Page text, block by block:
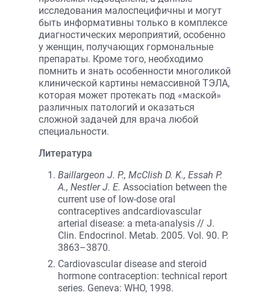
исследования малоспецифичны и могут
быть информативны только в комплексе
диагностических мероприятий, особенно
у женщин, получающих гормональные
препараты. Кроме того, необходимо
помнить и знать особенности многоликой
клинической картины немассивной ТЭЛА,
которая может протекать под «маской»
различных патологий и оказаться
сложной задачей для врача любой
специальности.
Литература
Baillargeon J. P., McClish D. K., Essah P.
A., Nestler J. E. Association between the
current use of low-dose oral
contraceptives andcardiovascular
arterial disease: a meta-analysis // J.
Clin. Endocrinol. Metab. 2005. Vol. 90. P.
3863–3870.
Cardiovascular disease and steroid
hormone contraception: technical report
series. Geneva: WHO, 1998.